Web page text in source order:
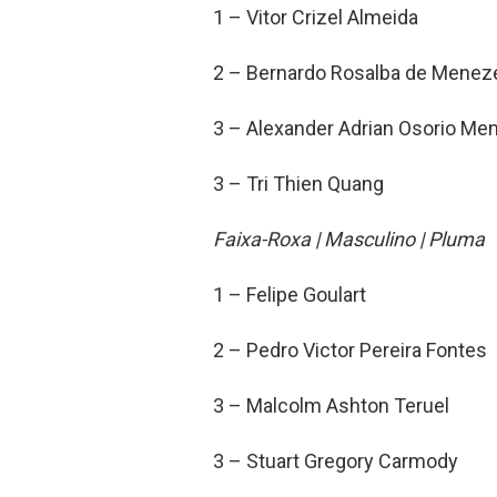
1 – Vitor Crizel Almeida
2 – Bernardo Rosalba de
3 – Alexander Adrian Osorio
3 – Tri Thien Quang
Faixa-Roxa | Masculino | Pluma
1 – Felipe Goulart
2 – Pedro Victor Pereira Fontes
3 – Malcolm Ashton Teruel
3 – Stuart Gregory Carmody